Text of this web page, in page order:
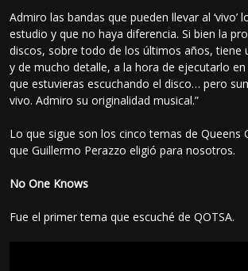
Admiro las bandas que pueden llevar al ‘vivo’
estudio y que no haya diferencia. Si bien la
discos, sobre todo de los últimos años, tiene
y de mucho detalle, a la hora de ejecutarlo
que estuvieras escuchando el disco… pero
vivo. Admiro su originalidad musical.”
Lo que sigue son los cinco temas de Queens
que Guillermo Perazzo eligió para nosotros.
No One Knows
Fue el primer tema que escuché de QOTSA.